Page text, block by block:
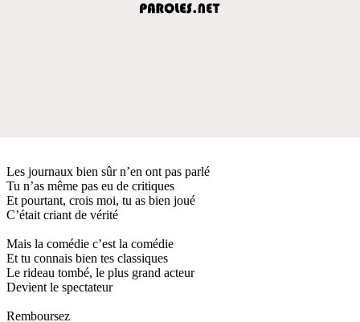
Les journaux bien sûr n’en ont pas parlé
Tu n’as même pas eu de critiques
Et pourtant, crois moi, tu as bien joué
C’était criant de vérité
Mais la comédie c’est la comédie
Et tu connais bien tes classiques
Le rideau tombé, le plus grand acteur
Devient le spectateur
Remboursez